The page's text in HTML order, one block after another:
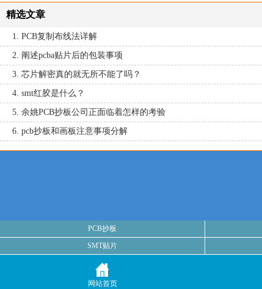
精选文章
1. PCB复制布线法详解
2. 阐述pcba贴片后的包装事项
3. 芯片解密真的就无所不能了吗？
4. smt红胶是什么？
5. 余姚PCB抄板公司正面临着怎样的考验
6. pcb抄板和画板注意事项分解
PCB抄板
SMT贴片
网站首页